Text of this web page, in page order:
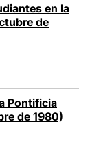
en la
de
Pontificia
de 1980)